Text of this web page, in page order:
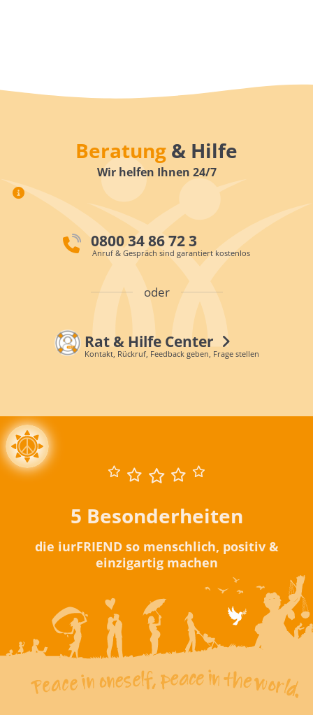
Beratung & Hilfe
Wir helfen Ihnen 24/7
0800 34 86 72 3
Anruf & Gespräch sind garantiert kostenlos
oder
Rat & Hilfe Center
Kontakt, Rückruf, Feedback geben, Frage stellen
5 Besonderheiten
die iurFRIEND so menschlich, positiv &
einzigartig machen